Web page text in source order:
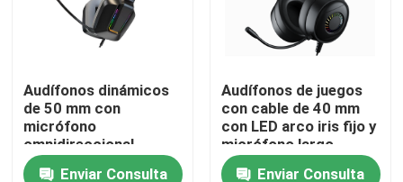
En casa
Productos
Audífonos dinámicos
de 50 mm con
micrófono
omnidireccional,
cojines de piel de PU
Enviar Consulta
Audífonos de juegos
con cable de 40 mm
con LED arco iris fijo y
micrófono largo
Enviar Consulta